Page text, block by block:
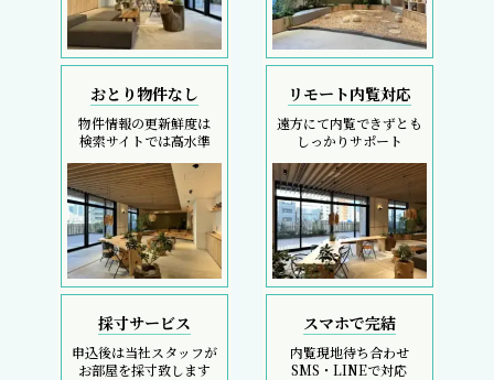
おとり物件なし
物件情報の更新鮮度は
検索サイトでは高水準
リモート内覧対応
遠方にて内覧できずとも
しっかりサポート
採寸サービス
申込後は当社スタッフが
お部屋を採寸致します
スマホで完結
内覧現地待ち合わせ
SMS・LINEで対応